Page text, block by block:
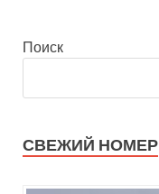
Поиск
СВЕЖИЙ НОМЕР